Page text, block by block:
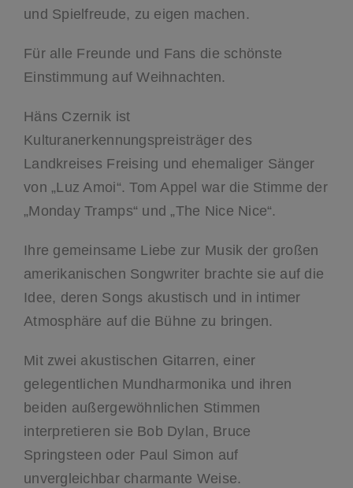
und Spielfreude, zu eigen machen.
Für alle Freunde und Fans die schönste
Einstimmung auf Weihnachten.
Häns Czernik ist
Kulturanerkennungspreisträger des
Landkreises Freising und ehemaliger Sänger
von „Luz Amoi“. Tom Appel war die Stimme der
„Monday Tramps“ und „The Nice Nice“.
Ihre gemeinsame Liebe zur Musik der großen
amerikanischen Songwriter brachte sie auf die
Idee, deren Songs akustisch und in intimer
Atmosphäre auf die Bühne zu bringen.
Mit zwei akustischen Gitarren, einer
gelegentlichen Mundharmonika und ihren
beiden außergewöhnlichen Stimmen
interpretieren sie Bob Dylan, Bruce
Springsteen oder Paul Simon auf
unvergleichbar charmante Weise.